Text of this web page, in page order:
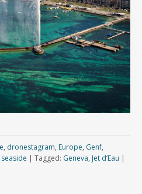
, dronestagram, Europe, Genf,
seaside | Tagged: Geneva, Jet d‘Eau |